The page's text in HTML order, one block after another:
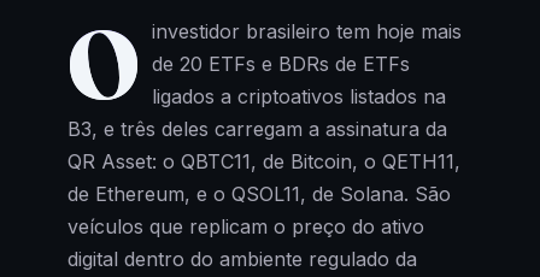
O investidor brasileiro tem hoje mais
de 20 ETFs e BDRs de ETFs
ligados a criptoativos listados na
B3, e três deles carregam a assinatura da
QR Asset: o QBTC11, de Bitcoin, o QETH11,
de Ethereum, e o QSOL11, de Solana. São
veículos que replicam o preço do ativo
digital dentro do ambiente regulado da